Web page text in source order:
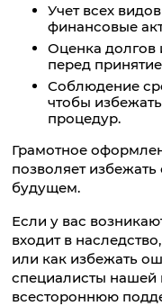
Учет всех
финансовые
Оценка долгов
перед
Соблюдение
чтобы
процедур.
Грамотное
позволяет
будущем.
Если у вас
входит в
или как избежать
специалисты нашей
всестороннюю